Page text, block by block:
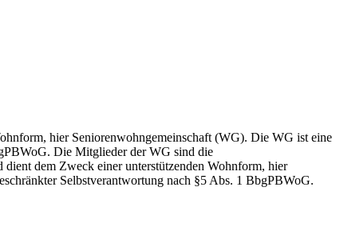
hier Seniorenwohngemeinschaft (WG). Die WG ist eine
Die Mitglieder der WG sind die
dient dem Zweck einer unterstützenden Wohnform, hier
Selbstverantwortung nach §5 Abs. 1 BbgPBWoG.